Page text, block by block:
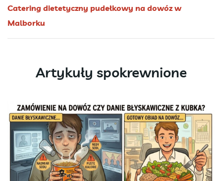
Catering dietetyczny pudełkowy na dowóz w
Malborku
Artykuły spokrewnione